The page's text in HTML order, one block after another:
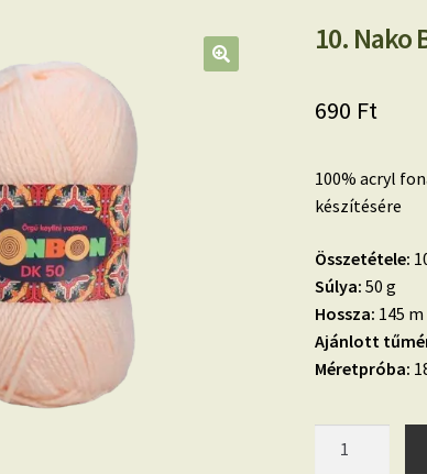
10. Nako
690 Ft
100% acryl
készítésére
Összetétele:
Súlya: 50 g
Hossza: 145 m
Ajánlott
Méretpróba: